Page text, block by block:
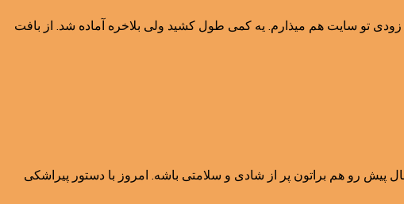
تو سایت هم میذارم. یه کمی طول کشید ولی بلاخره آماده شد. از بافت
گذشته باشه و سال پیش رو هم براتون پر از شادی و سلامتی باشه. امروز با دستور پیراشکی